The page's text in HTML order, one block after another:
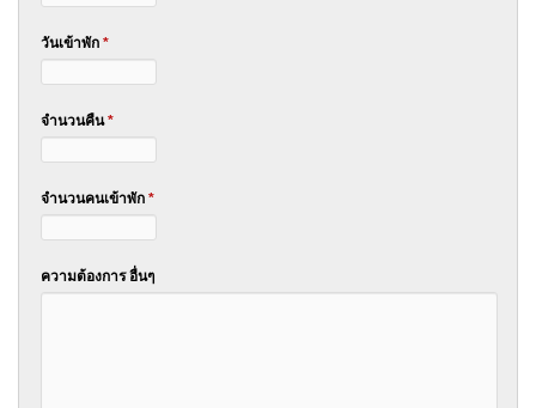
วันเข้าพัก *
จำนวนคืน*
จำนวนคนเข้าพัก *
ความต้องการ อื่นๆ